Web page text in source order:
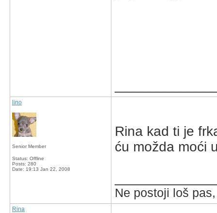
lino
Senior Member
Status: Offline
Posts: 280
Date: 19:13 Jan 22, 2008
Rina kad ti je
ću možda moći
Ne postoji loš
Rina